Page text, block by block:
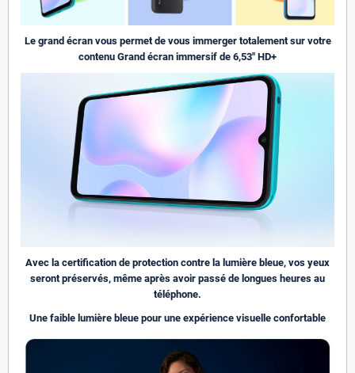
Le grand écran vous permet de vous immerger totalement sur votre
contenu Grand écran immersif de 6,53″ HD+
Avec la certification de protection contre la lumière bleue, vos yeux
seront préservés, même après avoir passé de longues heures au
téléphone.
Une faible lumière bleue pour une expérience visuelle confortable